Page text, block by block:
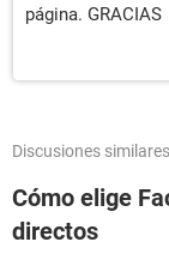
página. GRACIAS
Discusiones similares
Cómo elige
directos